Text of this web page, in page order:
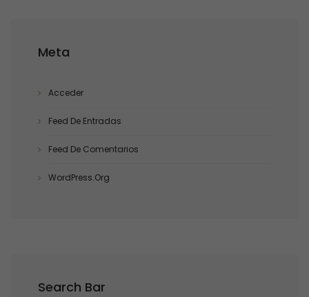
Meta
Acceder
Feed De Entradas
Feed De Comentarios
WordPress.org
Search Bar